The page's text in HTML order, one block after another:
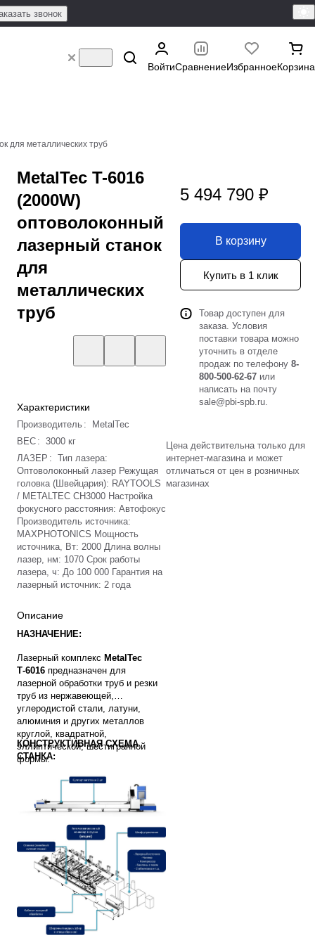
звонок
ВойтиСравнениеИзбранноеКорзина
для металлических труб
MetalTec T-6016
(2000W)
оптоволоконный
лазерный станок
для
металлических
труб
Характеристики
Производитель :
MetalTec
ВЕС : 3000 кг
ЛАЗЕР : Тип лазера:
Оптоволоконный лазер Режущая
головка (Швейцария): RAYTOOLS
/ METALTEC CH3000 Настройка
фокусного расстояния: Автофокус
Производитель источника:
MAXPHOTONICS Мощность
источника, Вт: 2000 Длина волны
лазер, нм: 1070 Срок работы
лазера, ч: До 100 000 Гарантия на
лазерный источник: 2 года
Описание
НАЗНАЧЕНИЕ:
Лазерный комплекс MetalTec
Т-6016 предназначен для
лазерной обработки труб и резки
труб из нержавеющей,
углеродистой стали, латуни,
алюминия и других металлов
круглой, квадратной,
эллиптической, шестигранной
формы.
КОНСТРУКТИВНАЯ СХЕМА
СТАНКА:
5 494 790 ₽
В корзину
Купить в 1 клик
Товар доступен для
заказа. Условия
поставки товара можно
уточнить в отделе
продаж по телефону 8-
800-500-62-67 или
написать на почту
sale@pbi-spb.ru.
Цена действительна только для
интернет-магазина и может
отличаться от цен в розничных
магазинах